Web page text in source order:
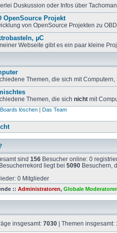
Duskussion oder Infos über
OpenSource Projekt
von OpenSource Projekten zu OBD
µC
Webseite gibt es ein paar kleine
Themen, die sich mit
Themen, die sich nicht mit
löschen | Das Team
sind 156 Besucher online: 0
liegt bei 5090 Besuchern,
0 Mitglieder
:: Administratoren, Globale
insgesamt: 7030 | Themen insgesamt: